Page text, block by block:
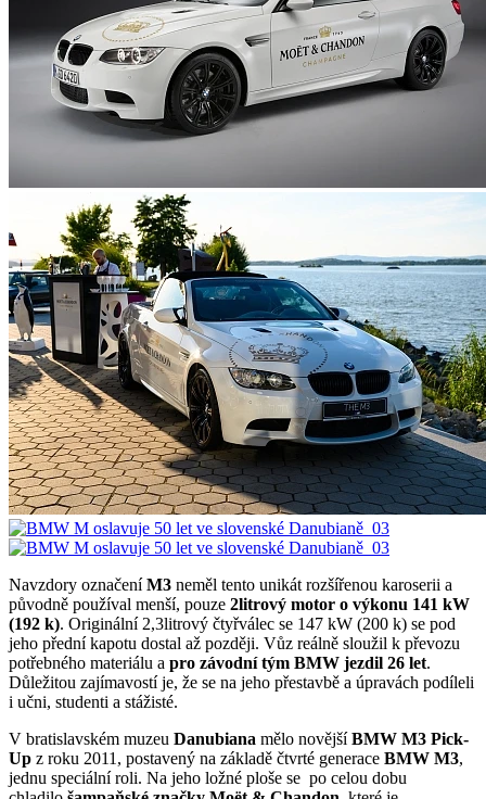
Navzdory označeníM3 neměl tento unikát rozšířenou karoserii a
původně používal menší, pouze 2litrový motor o výkonu 141 kW
(192 k). Originální 2,3litrový čtyřválec se 147 kW (200 k) se pod
jeho přední kapotu dostal až později. Vůz reálně sloužil k převozu
potřebného materiálu a pro závodní tým BMW jezdil 26 let.
Důležitou zajímavostí je, že se na jeho přestavbě a úpravách podíleli
i učni, studenti a stážisté.
V bratislavském muzeu Danubiana mělo novějšíBMW M3 Pick-
Up z roku 2011, postavený na základě čtvrté generace BMW M3,
jednu speciální roli. Na jeho ložné ploše se po celou dobu